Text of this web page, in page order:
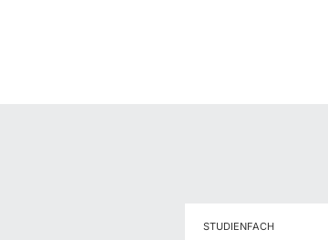
STUDIENFACH